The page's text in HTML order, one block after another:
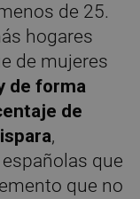
de 25.
hogares
de mujeres
de forma
de
,
españolas que
que no